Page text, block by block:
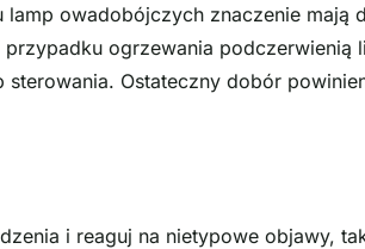
owadobójczych znaczenie mają
ogrzewania podczerwienią
Ostateczny dobór
i reaguj na nietypowe objawy,